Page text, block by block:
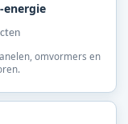
energie
omvormers en